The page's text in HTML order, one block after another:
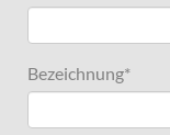
Bezeichnung*